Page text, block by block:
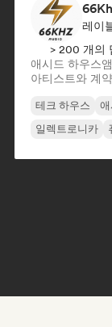
레이
> 200 개의
애시드 하우스
아티스트와 계
테크 하우스
일렉트로니카